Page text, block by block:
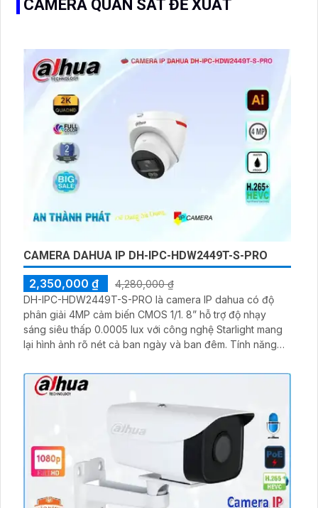
CAMERA QUAN SÁT ĐỀ XUẤT
CAMERA DAHUA IP DH-IPC-HDW2449T-S-PRO
2,350,000 ₫
4,280,000 ₫
DH-IPC-HDW2449T-S-PRO là camera IP dahua có độ
phân giải 4MP cảm biến CMOS 1/1. 8” hỗ trợ độ nhạy
sáng siêu thấp 0.0005 lux với công nghệ Starlight mang
lại hình ảnh rõ nét cả ban ngày và ban đêm. Tính năng